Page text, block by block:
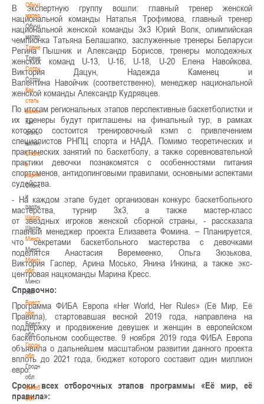
Обучающие
материалы
Обучающие
материалы
Тренерам
Тренерам
Сотрудничество
Сотрудничество
Как
стать
волонтером
Как
стать
волонтером
Спонсоры
и
партнеры
Спонсоры
и
партнеры
Школы
Школы
Минск
Минск
Минская
обл
Минская
обл
Брестская
обл
Брестская
обл
Гродненская
обл
Гродненская
обл
Витебская
обл
В экспертную группу вошли: главный тренер женской
национальной команды Наталья Трофимова, главный тренер
национальной женской команды 3х3 Юрий Волк, олимпийская
чемпионка Татьяна Белашапко, заслуженные тренеры Беларуси
Регина Пышник и Александр Борисов, тренеры молодежных
женских команд U-13, U-16, U-18, U-20 Елена Навойкова,
Виктория Дацун, Надежда Каменец и
Валентина Навойчик (соответственно), менеджер национальной
женской команды Александр Кудрявцев.
По итогам региональных этапов перспективные баскетболистки и
их тренеры будут приглашены на финальный тур, в рамках
которого состоится тренировочный кэмп с привлечением
специалистов РНПЦ спорта и НАДА. Помимо теоретических и
практических занятий по баскетболу, а также соревновательной
практики девочки познакомятся с особенностями питания
спортсменов, антидопинговыми правилами, основными аспектами
судейства.
- На каждом этапе будет организован конкурс баскетбольного
мастерства, турнир 3х3, а также мастер-класс
от звездных игроков женской сборной страны, - рассказала
главный менеджер проекта Елизавета Фомина. – Планируется,
что секретами баскетбольного мастерства с девочками
поделятся Анастасия Веремеенко, Ольга Зюзькова,
Виктория Гаспер, Арина Мосько, Янина Инкина, а также экс-
центровая нацкоманды Марина Кресс.
Справочно:
Программа ФИБА Европа «Her World, Her Rules» (Её Мир, Её
Правила), стартовавшая весной 2019 года, направлена на
поддержку и продвижение девушек и женщин в европейском
баскетбольном сообществе. 9 ноября 2019 года ФИБА Европа
объявила о дальнейшем масштабном развитии данного проекта
вплоть до 2021 года, бюджет которого составит один миллион
евро.
Сроки всех отборочных этапов программы «Её мир, её
правила»: